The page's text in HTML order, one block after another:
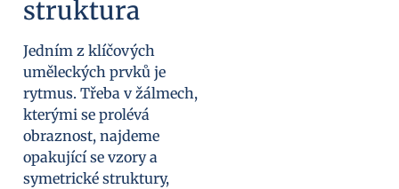
struktura
Jedním z klíčových
uměleckých prvků je
rytmus. Třeba v žálmech,
kterými se prolévá
obraznost, najdeme
opakující se vzory a
symetrické struktury,